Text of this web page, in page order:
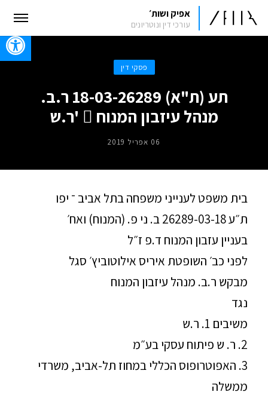
אפיק ושות׳
עורכי דין ונוטריונים
פסקי דין
תע (ת"א) 18-03-26289 ר.ב.
מנהל עיזבון המנוח  'ר.ש
06 אפריל 2019
בית משפט לענייני משפחה בתל אביב ־ יפו
ת״ע 26289-03-18 ב. ני פ. (המנוח) ואח׳
בעניין עזבון המנוח ד.פ ז״ל
לפני כב׳ השופטת איריס אילוטוביץ׳ סגל
מבקש ר.ב. מנהל עיזבון המנוח
נגד
משיבים 1. ר.ש
2. ר. ש פיתוח עסקי בע״מ
3. האפוטרופוס הכללי במחוז תל-אביב, משרדי
ממשלה